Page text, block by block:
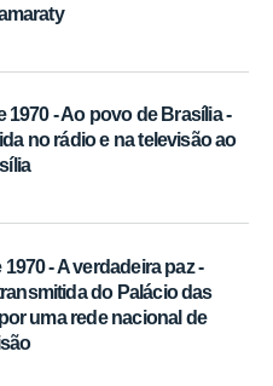
1970 - Ao povo de Brasília -
no rádio e na televisão ao
- A verdadeira paz -
do Palácio das
uma rede nacional de